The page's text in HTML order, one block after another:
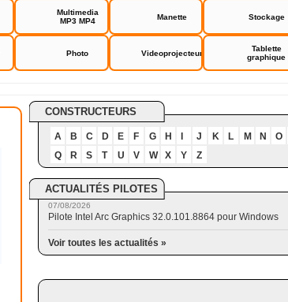
Multimedia
MP3 MP4
Manette Stockage
Photo Videoprojecteur
Tablette
graphique
CONSTRUCTEURS
A B C D E F G H J K L M N O
Q
R S T U V W X Y Z
ACTUALITÉS PILOTES
07/08/2026
Pilote Intel Arc Graphics 32.0.101.8864 pour Windows
Voir toutes les actualités »